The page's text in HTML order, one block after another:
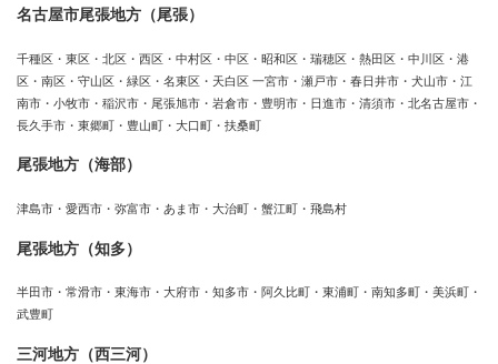
名古屋市尾張地方（尾張）
千種区・東区・北区・西区・中村区・中区・昭和区・瑞穂区・熱田区・中川区・港
区・南区・守山区・緑区・名東区・天白区 一宮市・瀬戸市・春日井市・犬山市・江
南市・小牧市・稲沢市・尾張旭市・岩倉市・豊明市・日進市・清須市・北名古屋市・
長久手市・東郷町・豊山町・大口町・扶桑町
尾張地方（海部）
津島市・愛西市・弥富市・あま市・大治町・蟹江町・飛島村
尾張地方（知多）
半田市・常滑市・東海市・大府市・知多市・阿久比町・東浦町・南知多町・美浜町・
武豊町
三河地方（西三河）